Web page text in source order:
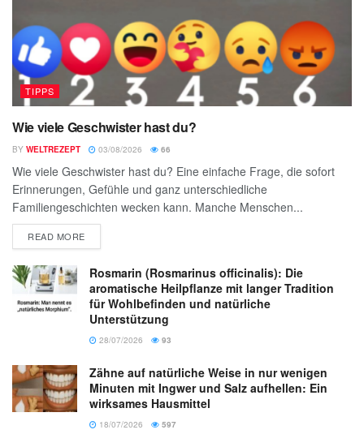
TIPPS
Wie viele Geschwister hast du?
BY WELTREZEPT 03/08/2026 66
Wie viele Geschwister hast du? Eine einfache Frage, die sofort
Erinnerungen, Gefühle und ganz unterschiedliche
Familiengeschichten wecken kann. Manche Menschen...
READ MORE
Rosmarin (Rosmarinus officinalis): Die
aromatische Heilpflanze mit langer Tradition
für Wohlbefinden und natürliche
Unterstützung
28/07/2026 93
Zähne auf natürliche Weise in nur wenigen
Minuten mit Ingwer und Salz aufhellen: Ein
wirksames Hausmittel
18/07/2026 597